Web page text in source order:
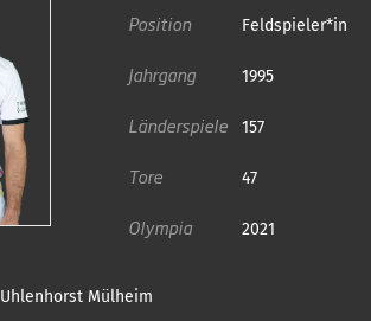
Position Feldspieler*in
Jahrgang 1995
Länderspiele 157
Tore 47
Olympia 2021
Uhlenhorst Mülheim